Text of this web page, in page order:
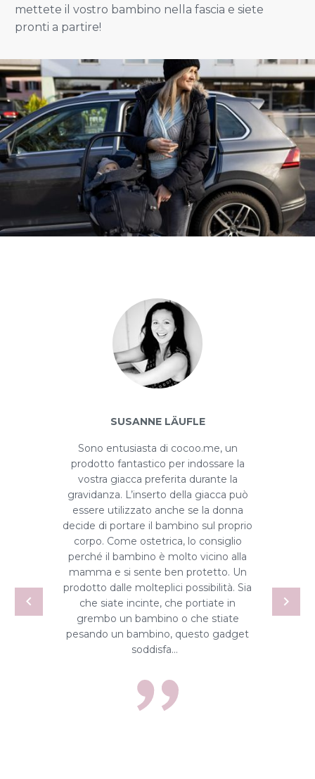
mettete il vostro bambino nella fascia e siete
pronti a partire!
SUSANNE LÄUFLE
Sono entusiasta di cocoo.me, un
prodotto fantastico per indossare la
vostra giacca preferita durante la
gravidanza. L’inserto della giacca può
essere utilizzato anche se la donna
decide di portare il bambino sul proprio
corpo. Come ostetrica, lo consiglio
perché il bambino è molto vicino alla
mamma e si sente ben protetto. Un
prodotto dalle molteplici possibilità. Sia
che siate incinte, che portiate in
grembo un bambino o che stiate
pesando un bambino, questo gadget
soddisfa…